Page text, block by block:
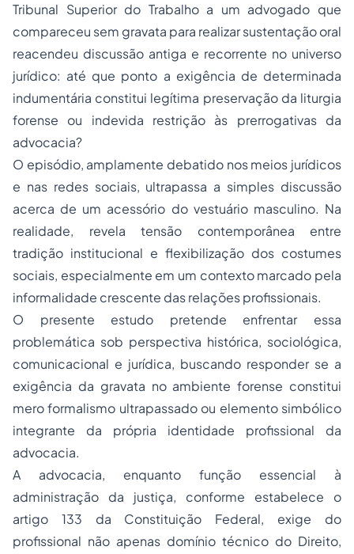
Tribunal Superior do Trabalho a um advogado que
compareceu sem gravata para realizar sustentação oral
reacendeu discussão antiga e recorrente no universo
jurídico: até que ponto a exigência de determinada
indumentária constitui legítima preservação da liturgia
forense ou indevida restrição às prerrogativas da
advocacia?
O episódio, amplamente debatido nos meios jurídicos
e nas redes sociais, ultrapassa a simples discussão
acerca de um acessório do vestuário masculino. Na
realidade, revela tensão contemporânea entre
tradição institucional e flexibilização dos costumes
sociais, especialmente em um contexto marcado pela
informalidade crescente das relações profissionais.
O presente estudo pretende enfrentar essa
problemática sob perspectiva histórica, sociológica,
comunicacional e jurídica, buscando responder se a
exigência da gravata no ambiente forense constitui
mero formalismo ultrapassado ou elemento simbólico
integrante da própria identidade profissional da
advocacia.
A advocacia, enquanto função essencial à
administração da justiça, conforme estabelece o
artigo 133 da Constituição Federal, exige do
profissional não apenas domínio técnico do Direito,